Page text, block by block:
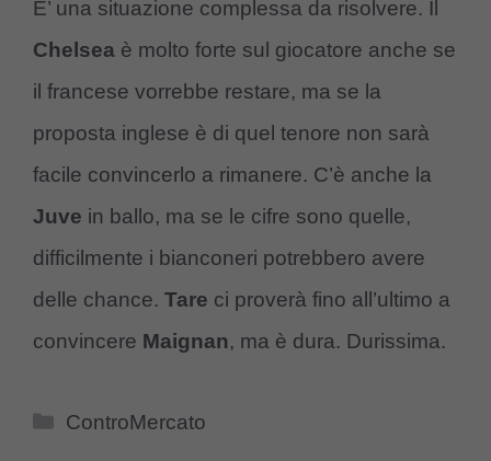
E’ una situazione complessa da risolvere. Il
Chelsea è molto forte sul giocatore anche se
il francese vorrebbe restare, ma se la
proposta inglese è di quel tenore non sarà
facile convincerlo a rimanere. C’è anche la
Juve in ballo, ma se le cifre sono quelle,
difficilmente i bianconeri potrebbero avere
delle chance. Tare ci proverà fino all’ultimo a
convincere Maignan, ma è dura. Durissima.
Categorie
ControMercato